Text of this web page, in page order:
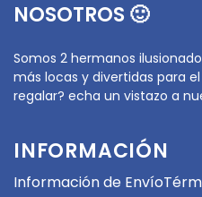
NOSOTROS 🙂
Somos 2 hermanos
más locas y divertidas para
regalar? echa un vistazo a
INFORMACIÓN
Información de Envío